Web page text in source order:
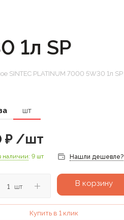
1л SP
SINTEC PLATINUM 7000 5W30 1л SP
шт
₽/шт
наличии: 9 шт Нашли дешевле?
шт В корзину
Купить в 1 клик